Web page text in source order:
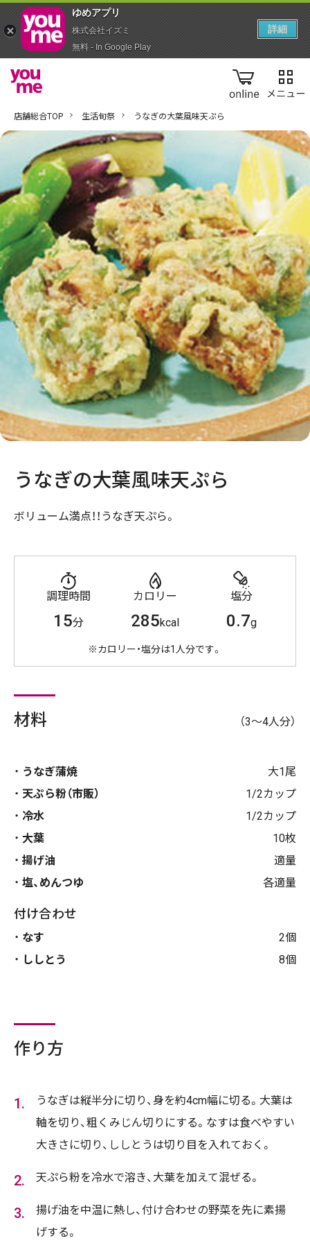
online
店舗総合TOP 生活旬祭 うなぎの大葉風味天ぷら
うなぎの大葉風味天ぷら
ボリューム満点！！うなぎ天ぷら。
調理時間
15分
カロリー
285kcal
塩分
0.7g
※カロリー・塩分は1人分です。
材料 （3～4人分）
うなぎ蒲焼
大1尾
天ぷら粉（市販）
1/2カップ
冷水
1/2カップ
大葉
10枚
揚げ油
適量
塩、めんつゆ
各適量
付け合わせ
なす
2個
ししとう
8個
作り方
うなぎは縦半分に切り、身を約4cm幅に切る。大葉は
軸を切り、粗くみじん切りにする。なすは食べやすい
大きさに切り、ししとうは切り目を入れておく。
天ぷら粉を冷水で溶き、大葉を加えて混ぜる。
揚げ油を中温に熱し、付け合わせの野菜を先に素揚
げする。
ゆめアプ‪リ‬
株式会社イズミ
無料 - In Google Play
詳細